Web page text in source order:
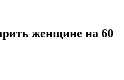
женщине на 60